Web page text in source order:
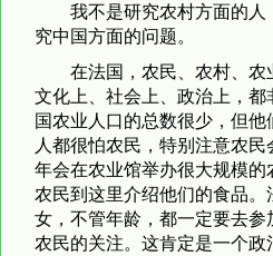
我不是研究农村方面的
究中国方面的问题。
在法国，农民、农村、
文化上、社会上、政治上，
国农业人口的总数很少，但
人都很怕农民，特别注意农
年会在农业馆举办很大规模
农民到这里介绍他们的食品。
女，不管年龄，都一定要去
农民的关注。这肯定是一个政